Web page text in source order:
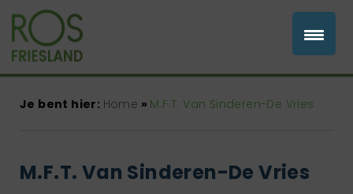
Je bent hier: Home » M.F.T. Van Sinderen-De Vries
M.F.T. Van Sinderen-De Vries